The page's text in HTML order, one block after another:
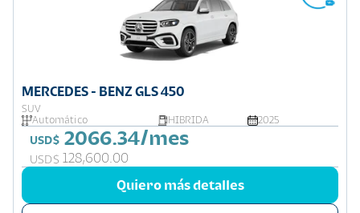
MERCEDES - BENZ GLS 450
SUV
Automático
HIBRIDA 2025
USD$ 2066.34/mes
USD$ 128,600.00
Quiero más detalles